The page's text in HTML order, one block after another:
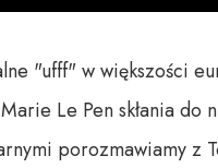
"ufff" w większości
Le Pen skłania
porozmawiamy z